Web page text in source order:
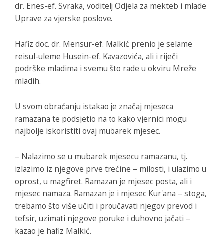
dr. Enes-ef. Svraka, voditelj Odjela za mekteb i mlade
Uprave za vjerske poslove.
Hafiz doc. dr. Mensur-ef. Malkić prenio je selame
reisul-uleme Husein-ef. Kavazovića, ali i riječi
podrške mladima i svemu što rade u okviru Mreže
mladih.
U svom obraćanju istakao je značaj mjeseca
ramazana te podsjetio na to kako vjernici mogu
najbolje iskoristiti ovaj mubarek mjesec.
– Nalazimo se u mubarek mjesecu ramazanu, tj.
izlazimo iz njegove prve trećine – milosti, i ulazimo u
oprost, u magfiret. Ramazan je mjesec posta, ali i
mjesec namaza. Ramazan je i mjesec Kur'ana – stoga,
trebamo što više učiti i proučavati njegov prevod i
tefsir, uzimati njegove poruke i duhovno jačati –
kazao je hafiz Malkić.